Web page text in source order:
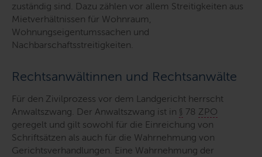
zuständig sind. Dazu zählen vor allem Streitigkeiten aus
Mietverhältnissen für Wohnraum,
Wohnungseigentumssachen und
Nachbarschaftsstreitigkeiten.
Rechtsanwältinnen und Rechtsanwälte
Für den Zivilprozess vor dem Landgericht herrscht
Anwaltszwang. Der Anwaltszwang ist in § 78 ZPO
geregelt und gilt sowohl für die Einreichung von
Schriftsätzen als auch für die Wahrnehmung von
Gerichtsverhandlungen. Eine Wahrnehmung der